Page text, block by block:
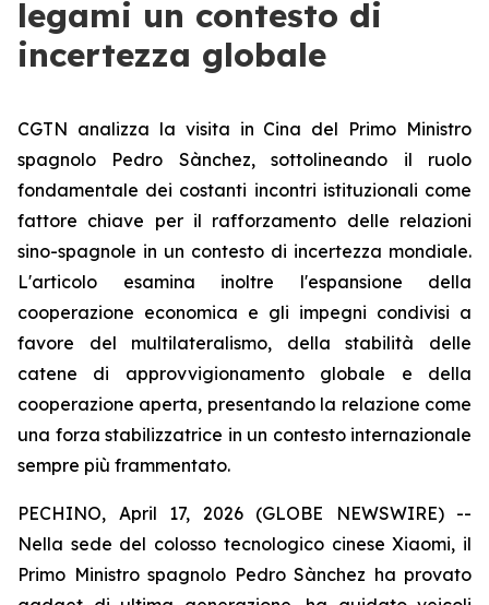
legami un contesto di
incertezza globale
CGTN analizza la visita in Cina del Primo Ministro
spagnolo Pedro Sànchez, sottolineando il ruolo
fondamentale dei costanti incontri istituzionali come
fattore chiave per il rafforzamento delle relazioni
sino-spagnole in un contesto di incertezza mondiale.
L'articolo esamina inoltre l'espansione della
cooperazione economica e gli impegni condivisi a
favore del multilateralismo, della stabilità delle
catene di approvvigionamento globale e della
cooperazione aperta, presentando la relazione come
una forza stabilizzatrice in un contesto internazionale
sempre più frammentato.
PECHINO, April 17, 2026 (GLOBE NEWSWIRE) --
Nella sede del colosso tecnologico cinese Xiaomi, il
Primo Ministro spagnolo Pedro Sànchez ha provato